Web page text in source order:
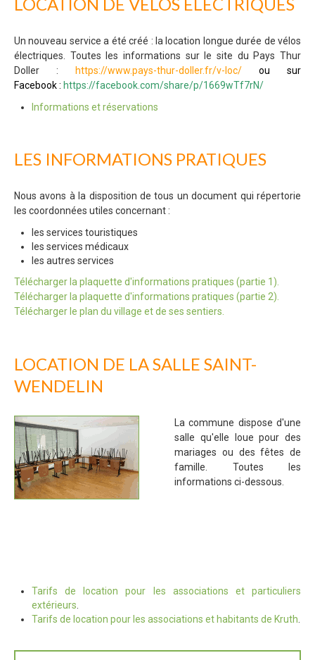
Un nouveau service a été créé : la location longue durée de vélos
électriques. Toutes les informations sur le site du Pays Thur
Doller :
https://www.pays-thur-doller.fr/v-loc/
ou sur
Facebook : https://facebook.com/share/p/1669wTf7rN/
Informations et réservations
LES INFORMATIONS PRATIQUES
Nous avons à la disposition de tous un document qui répertorie
les coordonnées utiles concernant :
les services touristiques
les services médicaux
les autres services
Télécharger la plaquette d'informations pratiques (partie 1).
Télécharger la plaquette d'informations pratiques (partie 2).
Télécharger le plan du village et de ses sentiers.
LOCATION DE LA SALLE SAINT-
WENDELIN
La commune dispose d'une
salle qu'elle loue pour des
mariages ou des fêtes de
famille. Toutes les
informations ci-dessous.
Tarifs de location pour les associations et particuliers
extérieurs
Tarifs de location pour les associations et habitants de Kruth